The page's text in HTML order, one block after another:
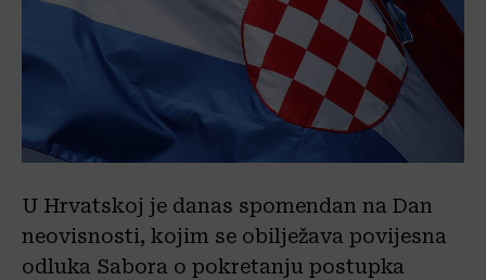
U Hrvatskoj je danas spomendan na Dan
neovisnosti, kojim se obilježava povijesna
odluka Sabora o pokretanju postupka